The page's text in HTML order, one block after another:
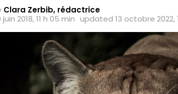
Clara Zerbib, rédactrice
juin 2018, 11 h 05 min updated 13 octobre 2022,